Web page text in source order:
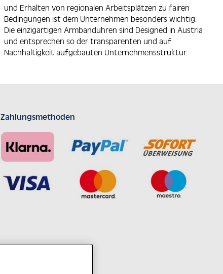
und Erhalten von regionalen Arbeitsplätzen zu fairen
Bedingungen ist dem Unternehmen besonders wichtig.
Die einzigartigen Armbanduhren sind Designed in Austria
und entsprechen so der transparenten und auf
Nachhaltigkeit aufgebauten Unternehmensstruktur.
Zahlungsmethoden